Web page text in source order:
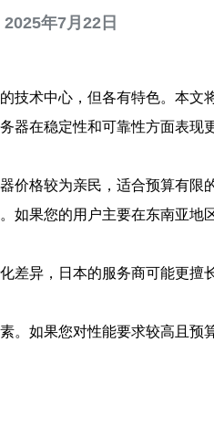
2025年7月22日
术中心，但各有特色。本文
在稳定性和可靠性方面表现
格较为亲民，适合预算有限
果您的用户主要在东南亚
异，日本的服务商可能更
如果您对性能要求较高且